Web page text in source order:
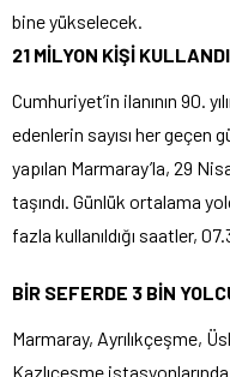
bine yükselecek.
21 MİLYON KİŞİ KULLANDI
Cumhuriyet’in ilanının 90.
edenlerin sayısı her geçen
yapılan Marmaray’la, 29
taşındı. Günlük ortalama
fazla kullanıldığı saatler,
BİR SEFERDE 3 BİN
Marmaray, Ayrılıkçeşme,
Kazlıçeşme